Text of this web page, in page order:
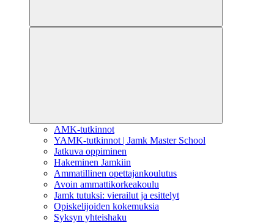
AMK-tutkinnot
YAMK-tutkinnot | Jamk Master School
Jatkuva oppiminen
Hakeminen Jamkiin
Ammatillinen opettajankoulutus
Avoin ammattikorkeakoulu
Jamk tutuksi: vierailut ja esittelyt
Opiskelijoiden kokemuksia
Syksyn yhteishaku